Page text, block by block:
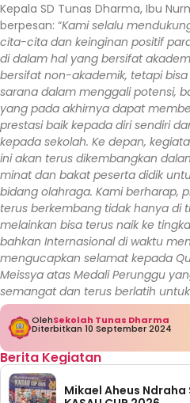
Kepala SD Tunas Dharma, Ibu
berpesan: “Kami selalu
cita-cita dan keinginan positif
di dalam hal yang bersifat
bersifat non-akademik, tetapi
sarana dalam menggali potensi,
yang pada akhirnya dapat
prestasi baik kepada diri sendiri
kepada sekolah. Ke depan,
ini akan terus dikembangkan
minat dan bakat peserta didik
bidang olahraga. Kami berharap,
terus berkembang tidak hanya di
melainkan bisa terus naik ke
bahkan Internasional di waktu
mengucapkan selamat kepada
Meissya atas Medali Perunggu
semangat dan terus berlatih untuk
OlehSekolah Tunas Dharma
Diterbitkan 10 September 2024
Berita Kegiatan
Mikael Aheus